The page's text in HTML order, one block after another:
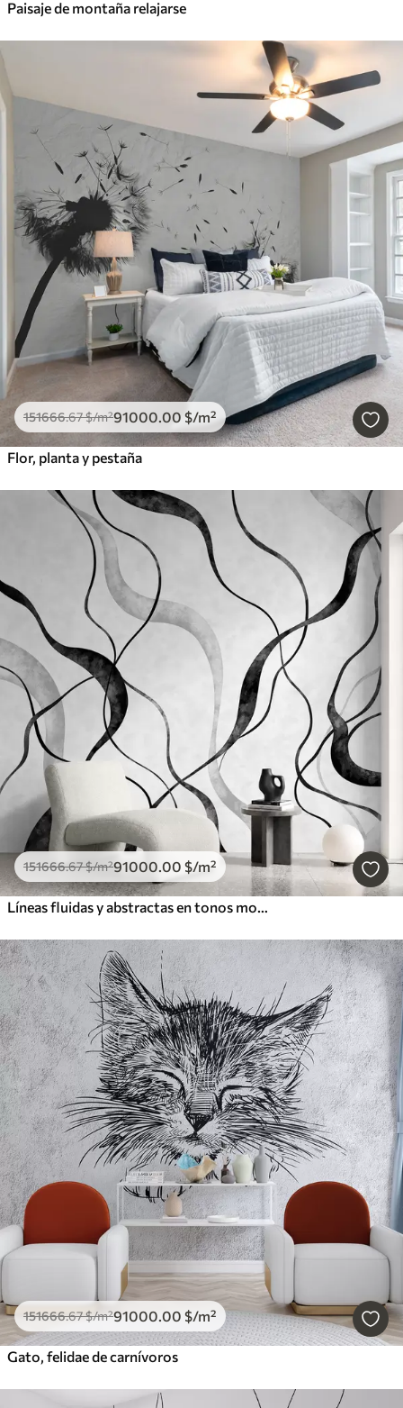
Paisaje de montaña relajarse
151666.67$/m²91000.00 $/m²
Flor, planta y pestaña
151666.67$/m²91000.00 $/m²
Líneas fluidas y abstractas en tonos monocromáticos
151666.67$/m²91000.00 $/m²
Gato, felidae de carnívoros